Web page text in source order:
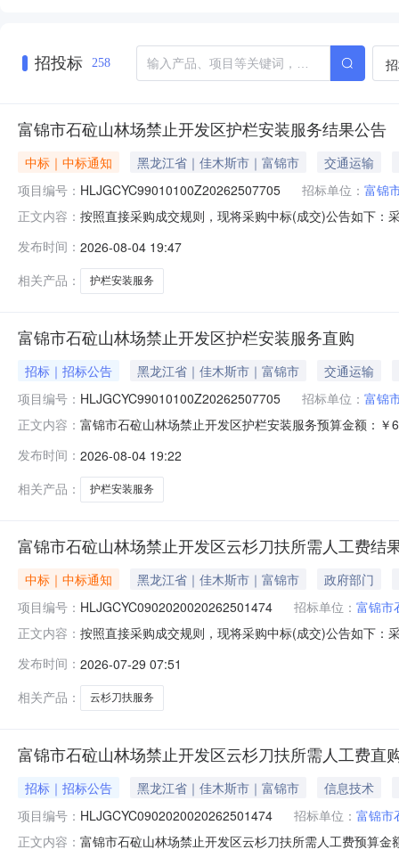
招投标 258
富锦市石砬山林场禁止开发区护栏安装服务结果公告
中标｜中标通知 黑龙江省｜佳木斯市｜富锦市
交通运输
项目编号： HLJGCYC99010100Z20262507705 招标单位： 富锦
正文内容： 按照直接采购成交规则，现将采购中标(成交)公告如下
展装饰工程有限责任公司中选2026-08-04603950.00%
发布时间： 2026-08-04 19:47
相关产品：
护栏安装服务
富锦市石砬山林场禁止开发区护栏安装服务直购
招标｜招标公告 黑龙江省｜佳木斯市｜富锦市
交通运输
项目编号： HLJGCYC99010100Z20262507705 招标单位： 富锦
正文内容： 富锦市石砬山林场禁止开发区护栏安装服务预算金额：
在本系统注册的供应商。二、落实其他政府采购政策满
问题请咨询平台运营。发布时间：2026
发布时间： 2026-08-04 19:22
相关产品：
护栏安装服务
富锦市石砬山林场禁止开发区云杉刀扶所需人工费结
中标｜中标通知 黑龙江省｜佳木斯市｜富锦市
政府部门
项目编号： HLJGCYC0902020020262501474 招标单位： 富锦市
正文内容： 按照直接采购成交规则，现将采购中标(成交)公告如下
劳务服务队中选2026-07-2861060.00%
发布时间： 2026-07-29 07:51
相关产品：
云杉刀扶服务
富锦市石砬山林场禁止开发区云杉刀扶所需人工费直
招标｜招标公告 黑龙江省｜佳木斯市｜富锦市
信息技术
项目编号： HLJGCYC0902020020262501474 招标单位： 富锦市
正文内容： 富锦市石砬山林场禁止开发区云杉刀扶所需人工费预算